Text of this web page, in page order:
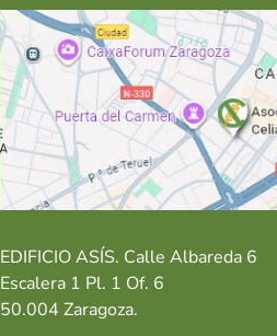
EDIFICIO ASÍS. Calle Albareda 6
Escalera 1 Pl. 1 Of. 6
50.004 Zaragoza.